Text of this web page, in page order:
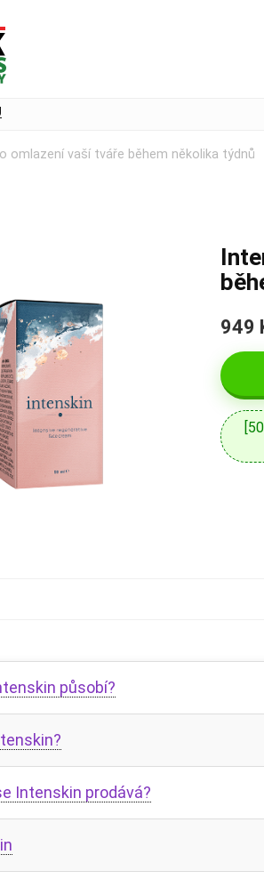
omlazení vaší tváře během několika týdnů
949
působí?
Intenskin prodává?